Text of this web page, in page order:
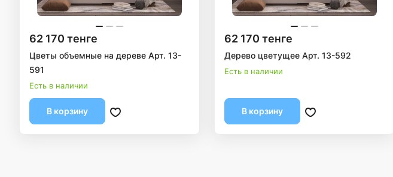
62 170 тенге
Цветы объемные на дереве Арт. 13-
591
Есть в наличии
В корзину
62 170 тенге
Дерево цветущее Арт. 13-592
Есть в наличии
В корзину